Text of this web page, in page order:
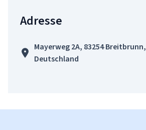
Adresse
Mayerweg 2A, 83254 Breitbrunn,
Deutschland